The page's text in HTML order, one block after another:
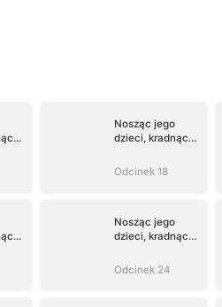
Nosząc jego
dzieci, kradnąc
Odcinek 18
Nosząc jego
dzieci, kradnąc
Odcinek 24